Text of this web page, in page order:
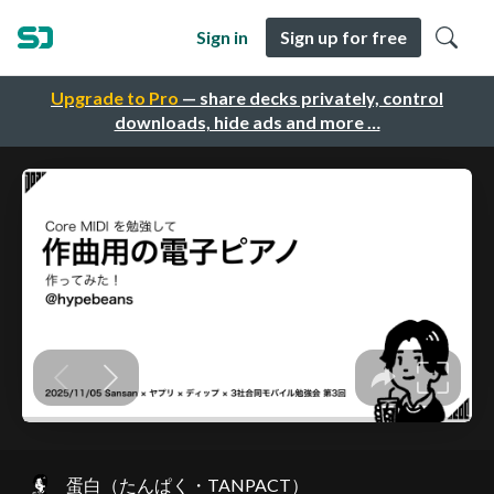
Upgrade to Pro — share decks privately, control
downloads, hide ads and more …
Sign in Sign up for free
蛋白（たんぱく・TANPACT）